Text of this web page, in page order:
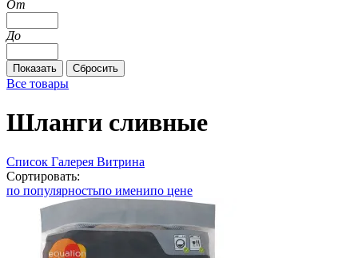
От
До
Все товары
Шланги сливные
Список Галерея Витрина
Сортировать:
по популярностьпо именипо цене